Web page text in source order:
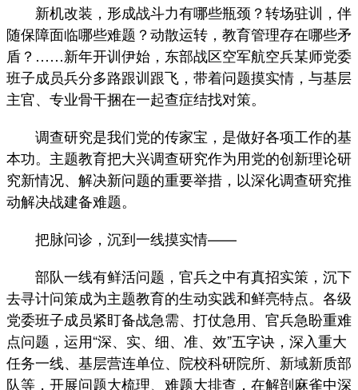
新机改装，形成战斗力有哪些瓶颈？转场驻训，伴
随保障面临哪些难题？动散运转，教育管理存在哪些矛
盾？……新年开训伊始，东部战区空军航空兵某师党委
班子成员兵分多路跟训跟飞，带着问题摸实情，与基层
主官、专业骨干捆在一起查症结找对策。
调查研究是我们党的传家宝，是做好各项工作的基
本功。主题教育把大兴调查研究作为用党的创新理论研
究新情况、解决新问题的重要举措，以深化调查研究推
动解决战建备难题。
把脉问诊，沉到一线摸实情——
部队一线有鲜活问题，官兵之中有真招实策，沉下
去寻计问策成为主题教育的生动实践和鲜亮特点。各级
党委班子成员紧盯备战急需、打仗急用、官兵急盼重难
点问题，运用“深、实、细、准、效”五字诀，深入重大
任务一线、基层营连单位、院校科研院所、新域新质部
队等，开展问题大梳理、难题大排查，在解剖麻雀中深